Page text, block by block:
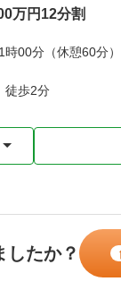
万円12分割
00分（休憩60分）
徒歩2分
したか？